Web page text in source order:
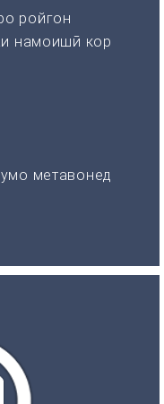
ройгон
намоишӣ кор
метавонед